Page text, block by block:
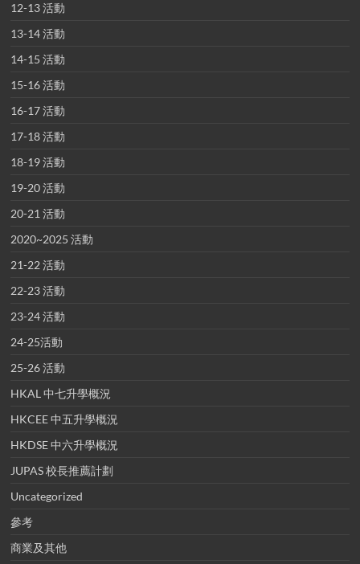
12-13 活動
13-14 活動
14-15 活動
15-16 活動
16-17 活動
17-18 活動
18-19 活動
19-20 活動
20-21 活動
2020~2025 活動
21-22 活動
22-23 活動
23-24 活動
24-25活動
25-26 活動
HKAL 中七升學概況
HKCEE 中五升學概況
HKDSE 中六升學概況
JUPAS 校長推薦計劃
Uncategorized
參考
商業及其他